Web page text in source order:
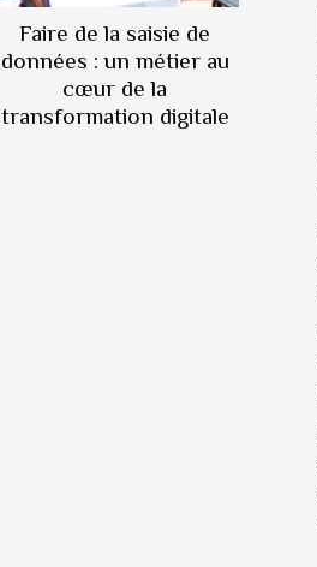
Faire de la saisie de
données : un métier au
cœur de la
transformation digitale